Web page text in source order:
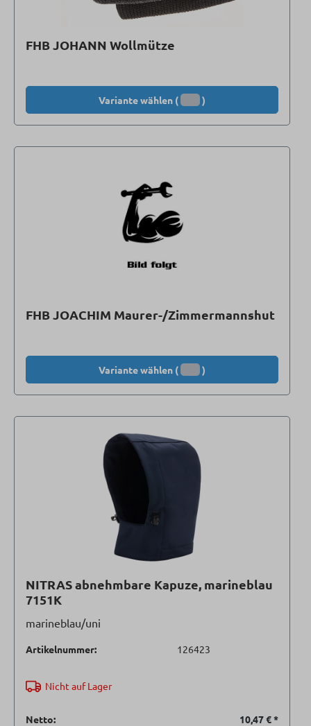
FHB JOHANN Wollmütze
Variante wählen ( )
FHB JOACHIM Maurer-/Zimmermannshut
Variante wählen ( )
NITRAS abnehmbare Kapuze, marineblau
7151K
marineblau/uni
Artikelnummer: 126423
Nicht auf Lager
Netto: 10,47 €*